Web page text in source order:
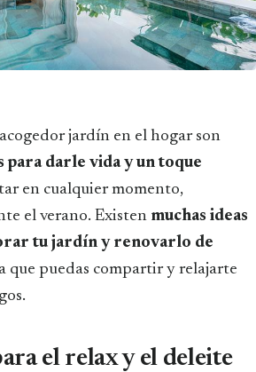
para darle vida y un toque
en cualquier momento,
el verano. Existen muchas ideas
tu jardín y renovarlo de
que puedas compartir y relajarte
el relax y el deleite